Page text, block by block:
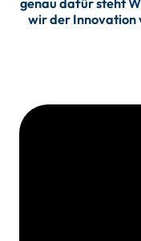
wir der Innovation